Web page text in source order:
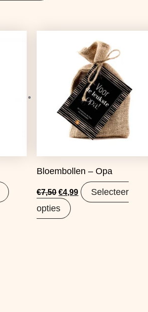
Bloembollen – Opa
€7,50
€7,50.
€4,99
prijs
is:
€4,99.
Selecteer
opties